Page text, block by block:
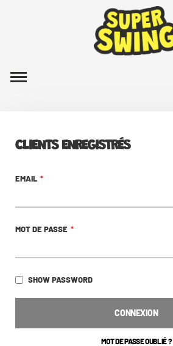
CLIENTS ENREGISTRÉS
EMAIL
MOT DE PASSE
SHOW PASSWORD
CONNEXION
MOT DE PASSE OUBLIÉ ?